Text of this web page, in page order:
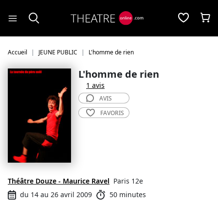
Accueil JEUNE PUBLIC L'homme de rien
L'homme de rien
1 avis
Théâtre Douze - Maurice Ravel Paris 12e
du 14 au 26 avril 2009
50 minutes
AVIS
FAVORIS